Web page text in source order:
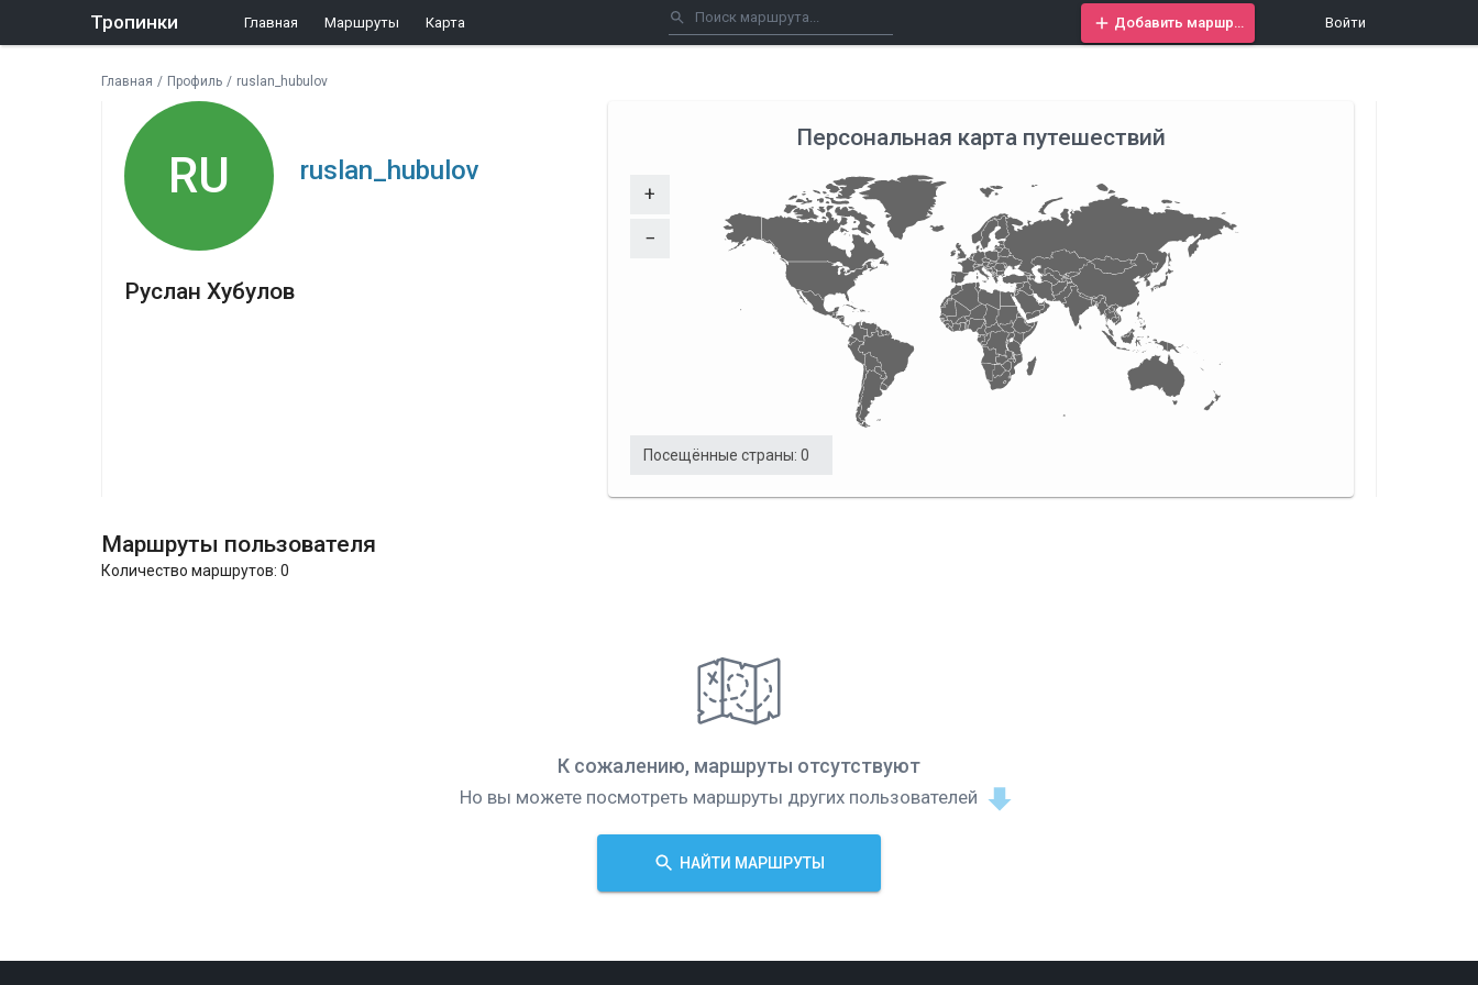
Тропинки Главная Маршруты Карта Войти
Главная / Профиль / ruslan_hubulov
RU ruslan_hubulov
Руслан Хубулов
Персональная карта путешествий
+
−
Посещённые страны: 0
Маршруты пользователя
Количество маршрутов: 0
К сожалению, маршруты отсутствуют
Но вы можете посмотреть маршруты других пользователей
НАЙТИ МАРШРУТЫ